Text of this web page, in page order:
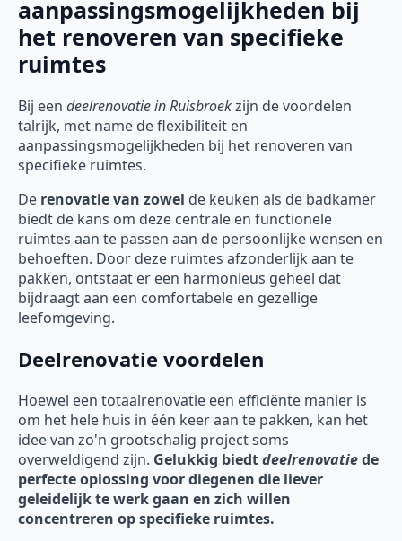
aanpassingsmogelijkheden bij
het renoveren van specifieke
ruimtes
Bij een deelrenovatiein Ruisbroekzijn de voordelen
talrijk, met name de flexibiliteit en
aanpassingsmogelijkheden bij het renoveren van
specifieke ruimtes.
De renovatie van zowel de keuken als de badkamer
biedt de kans om deze centrale en functionele
ruimtes aan te passen aan de persoonlijke wensen en
behoeften. Door deze ruimtes afzonderlijk aan te
pakken, ontstaat er een harmonieus geheel dat
bijdraagt aan een comfortabele en gezellige
leefomgeving.
Deelrenovatie voordelen
Hoewel een totaalrenovatie een efficiënte manier is
om het hele huis in één keer aan te pakken, kan het
idee van zo'n grootschalig project soms
overweldigend zijn. Gelukkig biedtdeelrenovatiede
perfecte oplossing voor diegenen die liever
geleidelijk te werk gaan en zich willen
concentreren op specifieke ruimtes.